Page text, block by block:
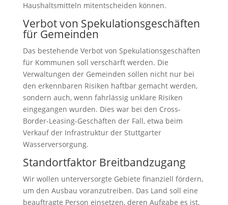
Haushaltsmitteln mitentscheiden können.
Verbot von Spekulationsgeschäften
für Gemeinden
Das bestehende Verbot von Spekulationsgeschäften
für Kommunen soll verschärft werden. Die
Verwaltungen der Gemeinden sollen nicht nur bei
den erkennbaren Risiken haftbar gemacht werden,
sondern auch, wenn fahrlässig unklare Risiken
eingegangen wurden. Dies war bei den Cross-
Border-Leasing-Geschäften der Fall, etwa beim
Verkauf der Infrastruktur der Stuttgarter
Wasserversorgung.
Standortfaktor Breitbandzugang
Wir wollen unterversorgte Gebiete finanziell fördern,
um den Ausbau voranzutreiben. Das Land soll eine
beauftragte Person einsetzen, deren Aufgabe es ist,